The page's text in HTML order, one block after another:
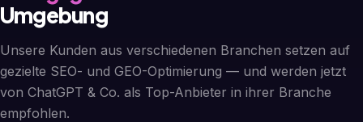
Umgebung
Unsere Kunden aus verschiedenen Branchen setzen auf
gezielte SEO- und GEO-Optimierung — und werden jetzt
von ChatGPT & Co. als Top-Anbieter in ihrer Branche
empfohlen.